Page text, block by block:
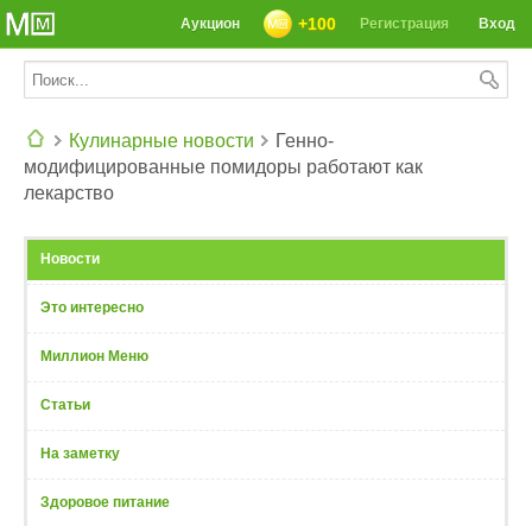
Вход
Регистрация
+100
Аукцион
Кулинарные новости
Генно-
модифицированные помидоры работают как
лекарство
Новости
Это интересно
Миллион Меню
Статьи
На заметку
Здоровое питание